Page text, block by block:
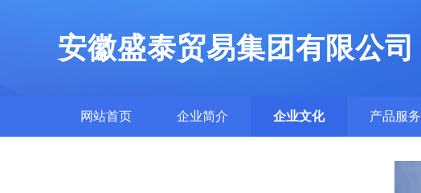
安徽盛泰贸易集团有限公司
网站首页 企业简介 企业文化 产品服务